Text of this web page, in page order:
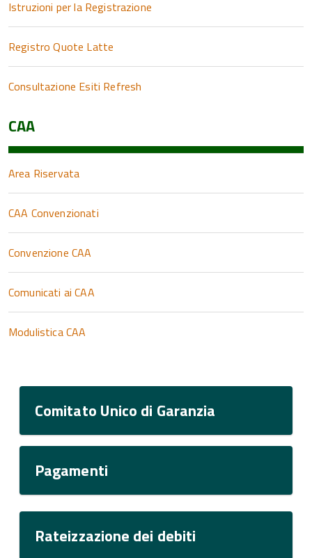
Istruzioni per la Registrazione
Registro Quote Latte
Consultazione Esiti Refresh
CAA
Area Riservata
CAA Convenzionati
Convenzione CAA
Comunicati ai CAA
Modulistica CAA
Comitato Unico di Garanzia
Pagamenti
Rateizzazione dei debiti